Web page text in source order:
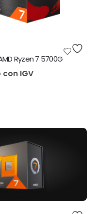
Ryzen 7 5700G
con IGV